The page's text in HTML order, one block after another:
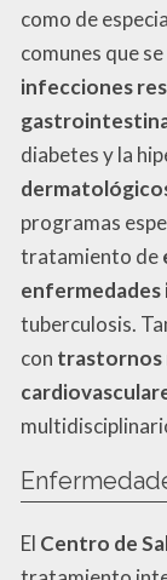
como de
comunes que
infecciones
diabetes y la
programas
tratamiento de
enfermedades
tuberculosis.
con trastornos
El Centro de